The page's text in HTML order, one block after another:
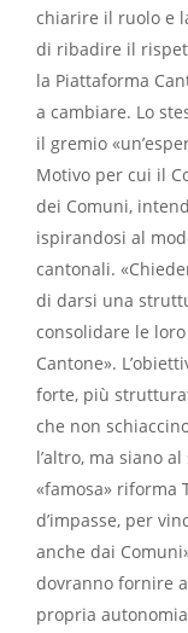
chiarire il ruolo e
di ribadire il
la Piattaforma
a cambiare. Lo
il gremio
Motivo per cui il
dei Comuni,
ispirandosi al
cantonali.
di darsi una
consolidare le
Cantone».
forte, più
che non
l’altro, ma siano
«famosa» riforma
d’impasse, per
anche dai
dovranno fornire
propria